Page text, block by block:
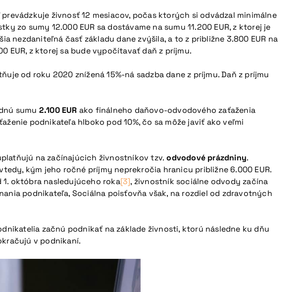
živnosť 12 mesiacov, počas ktorých si odvádzal minimálne
sumy 12.000 EUR sa dostávame na sumu 11.200 EUR, z ktorej je
nezdaniteľná časť základu dane zvýšila, a to z približne 3.800 EUR na
EUR, z ktorej sa bude vypočítavať daň z príjmu.
od roku 2020 znížená 15%-ná sadzba dane z príjmu. Daň z príjmu
sumu 2.100 EUR ako finálneho daňovo-odvodového zaťaženia
podnikateľa hlboko pod 10%, čo sa môže javiť ako veľmi
na začínajúcich živnostníkov tzv.odvodové prázdniny.
kým jeho ročné príjmy neprekročia hranicu približne 6.000 EUR.
októbra nasledujúceho roka[3], živnostník sociálne odvody začína
podnikateľa, Sociálna poisťovňa však, na rozdiel od zdravotných
začnú podnikať na základe živnosti, ktorú následne ku dňu
v podnikaní.